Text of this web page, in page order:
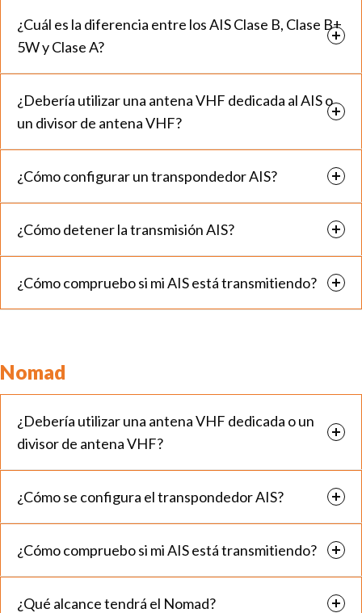
¿Cuál es la diferencia entre los AIS Clase B, Clase B+
5W y Clase A?
¿Debería utilizar una antena VHF dedicada al AIS o
un divisor de antena VHF?
¿Cómo configurar un transpondedor AIS?
¿Cómo detener la transmisión AIS?
¿Cómo compruebo si mi AIS está transmitiendo?
Nomad
¿Debería utilizar una antena VHF dedicada o un
divisor de antena VHF?
¿Cómo se configura el transpondedor AIS?
¿Cómo compruebo si mi AIS está transmitiendo?
¿Qué alcance tendrá el Nomad?